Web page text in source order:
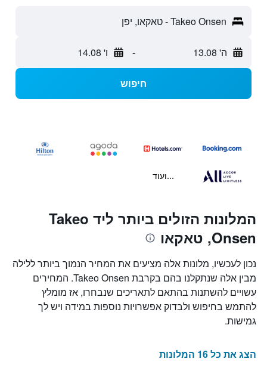
Takeo Onsen - טאקאו, יפן
ה' 13.08 - ו' 14.08
חיפוש
...ועוד
המלונות הזולים ביותר ליד Takeo
Onsen, טאקאו
נכון לעכשיו, מלונות אלה מציעים את המחיר הנמוך ביותר ללילה
מבין אלה שנתקלנו בהם בקרבת Takeo Onsen. המחירים
עשויים להשתנות בהתאם לתאריכים שנבחרו, אז מומלץ
להתמש בחיפוש ולבדוק אפשרויות נוספות במידה ויש לך
גמישות.
הצג את כל 16 המלונות